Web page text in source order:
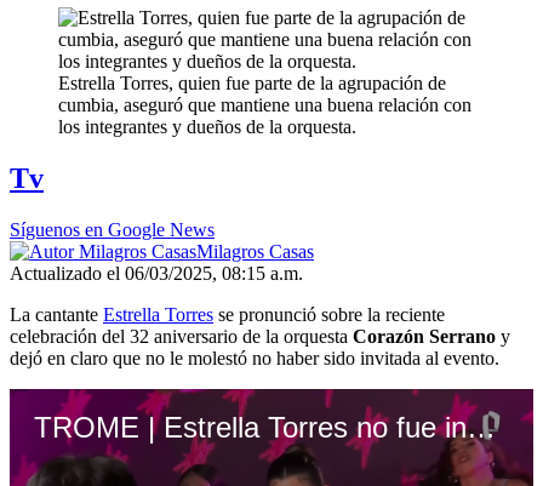
Estrella Torres, quien fue parte de la agrupación de
cumbia, aseguró que mantiene una buena relación con
los integrantes y dueños de la orquesta.
Tv
Síguenos en Google News
Milagros Casas
Actualizado el 06/03/2025, 08:15 a.m.
La cantante Estrella Torres se pronunció sobre la reciente
celebración del 32 aniversario de la orquesta Corazón Serrano y
dejó en claro que no le molestó no haber sido invitada al evento.
TROME | Estrella Torres no fue invitada al concierto de Corazón Serrano (Todo se filtra)